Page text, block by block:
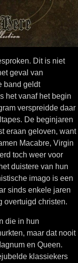
Dit is niet
geval van
band geldt
het vanaf het begin
verspreidde daar
De beginjaren
eraan geloven, want
Macabre, Virgin
toch weer voor
duistere van hun
imago is een
sinds enkele jaren
overtuigd christen.
die in hun
maar dat nooit
en Queen.
klassiekers